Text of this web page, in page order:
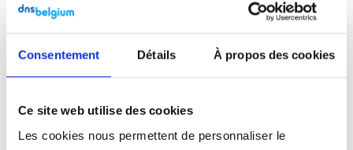
Consentement Détails À propos des cookies
Ce site web utilise des cookies
Les cookies nous permettent de personnaliser le